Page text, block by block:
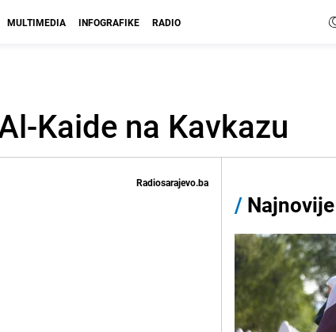
MULTIMEDIA INFOGRAFIKE RADIO
Kaide na Kavkazu
Radiosarajevo.ba
/ Najnovije